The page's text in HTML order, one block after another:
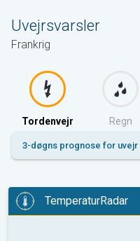
Uvejrsvarsler
Frankrig
Tordenvejr Regn
3-døgns prognose for uvejr
TemperaturRadar